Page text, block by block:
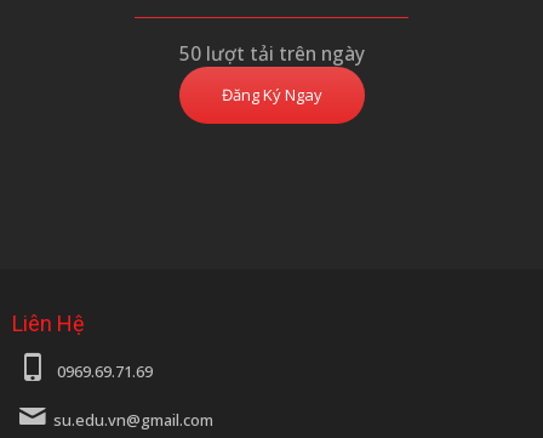
50 lượt tải trên ngày
Đăng Ký Ngay
Liên Hệ
0969.69.71.69
su.edu.vn@gmail.com